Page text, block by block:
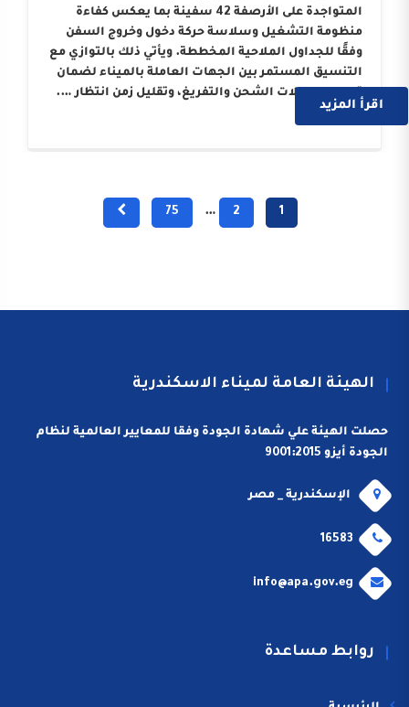
المتواجدة على الأرصفة 42 سفينة بما يعكس كفاءة
منظومة التشغيل وسلاسة حركة دخول وخروج السفن
وفقًا للجداول الملاحية المخططة. ويأتي ذلك بالتوازي مع
التنسيق المستمر بين الجهات العاملة بالميناء لضمان
تسريع معدلات الشحن والتفريغ، وتقليل زمن انتظار ….
اقرأ المزيد
1
2
…
75
الهيئة العامة لميناء الاسكندرية
حصلت الهيئة علي شهادة الجودة وفقا للمعايير العالمية لنظام
الجودة أيزو 9001:2015
الإسكندرية _ مصر
16583
info@apa.gov.eg
روابط مساعدة